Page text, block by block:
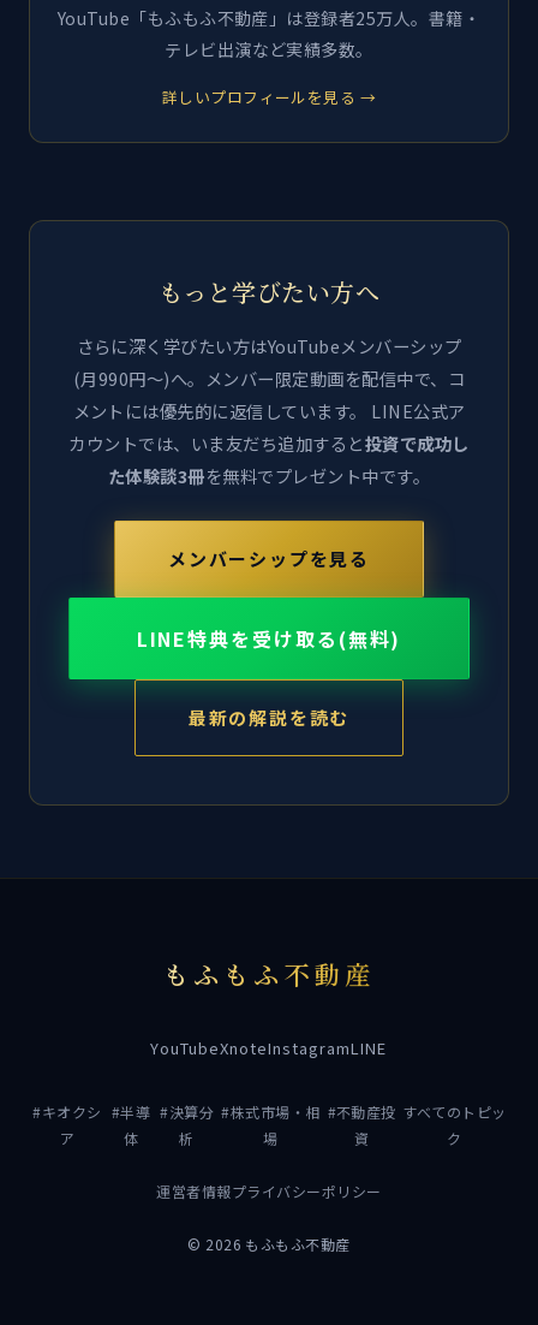
YouTube「もふもふ不動産」は登録者25万人。書籍・
テレビ出演など実績多数。
詳しいプロフィールを見る →
もっと学びたい方へ
さらに深く学びたい方はYouTubeメンバーシップ
(月990円〜)へ。メンバー限定動画を配信中で、コ
メントには優先的に返信しています。 LINE公式ア
カウントでは、いま友だち追加すると投資で成功し
た体験談3冊を無料でプレゼント中です。
メンバーシップを見る
LINE特典を受け取る(無料)
最新の解説を読む
もふもふ不動産
YouTubeXnoteInstagramLINE
#キオクシ
ア
#半導
体
#決算分
析
#株式市場・相
場
#不動産投
資
すべてのトピッ
ク
運営者情報プライバシーポリシー
© 2026 もふもふ不動産